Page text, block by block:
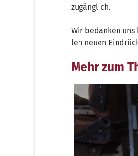
zugänglich.
Wir bedan­ken
len neu­en
Mehr zum